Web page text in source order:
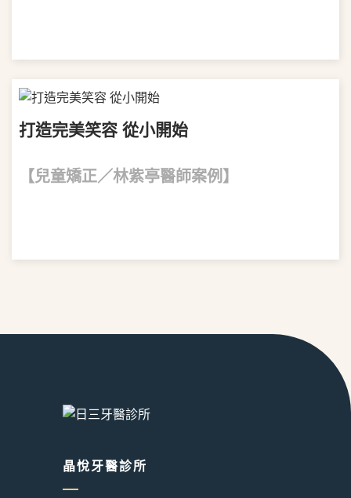
打造完美笑容 從小開始
【兒童矯正／林紫亭醫師案例】
晶悅牙醫診所